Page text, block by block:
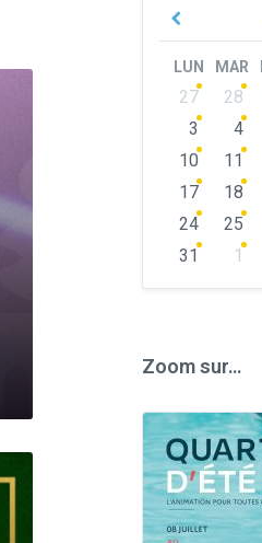
Previous
LUN MAR
Skip
calendar
days
27 28
3
4
10
11
17
18
24
25
31
1
Zoom sur…